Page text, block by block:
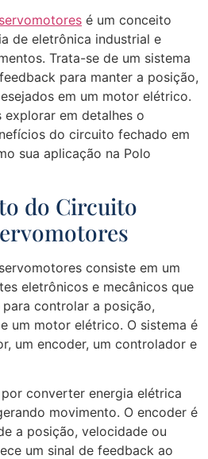
servomotores é um conceito
de eletrônica industrial e
Trata-se de um sistema
para manter a posição,
em um motor elétrico.
explorar em detalhes o
do circuito fechado em
sua aplicação na Polo
do Circuito
consiste em um
eletrônicos e mecânicos que
controlar a posição,
um motor elétrico. O sistema é
um encoder, um controlador e
converter energia elétrica
movimento. O encoder é
a posição, velocidade ou
um sinal de feedback ao